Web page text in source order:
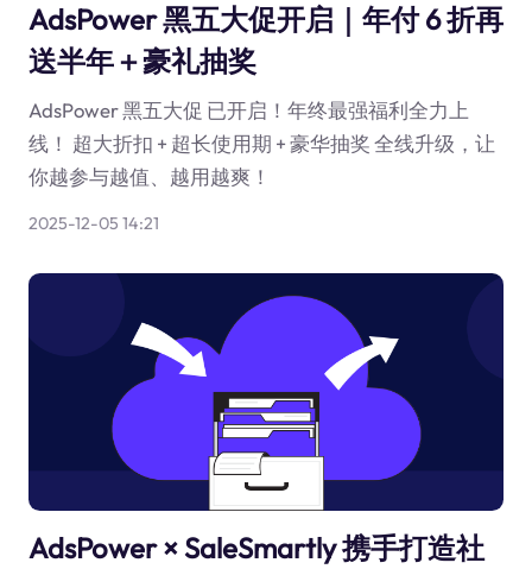
AdsPower 黑五大促开启｜年付 6 折再
送半年＋豪礼抽奖
AdsPower 黑五大促 已开启！年终最强福利全力上
线！ 超大折扣 + 超长使用期 + 豪华抽奖 全线升级，让
你越参与越值、越用越爽！
2025-12-05 14:21
AdsPower × SaleSmartly 携手打造社